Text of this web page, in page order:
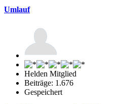
Umlauf
Helden Mitglied
Beiträge: 1.676
Gespeichert